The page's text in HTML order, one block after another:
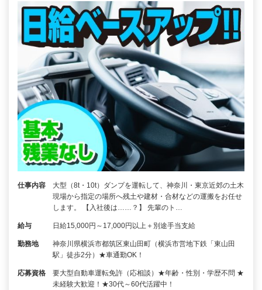
仕事内容
大型（8t・10t）ダンプを運転して、神奈川・東京近郊の土木
現場から指定の場所へ残土や建材・合材などの運搬をお任せ
します。 【入社後は……？】 先輩のト…
給与 日給15,000円～17,000円以上＋別途手当支給
勤務地
神奈川県横浜市都筑区東山田町（横浜市営地下鉄「東山田
駅」徒歩2分）★車通勤OK！
応募資格
要大型自動車運転免許（応相談）★年齢・性別・学歴不問 ★
未経験大歓迎！★30代～60代活躍中！